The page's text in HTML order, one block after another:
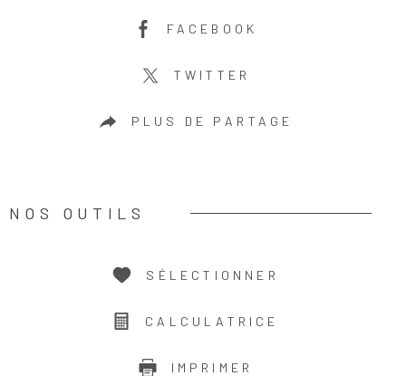
FACEBOOK
TWITTER
PLUS DE PARTAGE
NOS OUTILS
SÉLECTIONNER
CALCULATRICE
IMPRIMER